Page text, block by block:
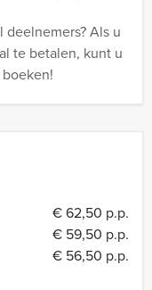
€ 62,50 p.p.
€ 59,50 p.p.
€ 56,50 p.p.
Als u
te betalen, kunt u